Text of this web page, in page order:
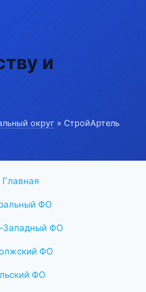
и
округ » СтройАртель
Главная
ФО
Западный ФО
ФО
ФО